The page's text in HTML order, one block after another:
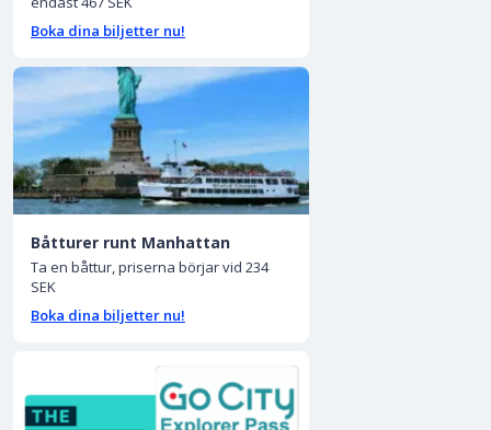
Boka dina biljetter nu!
Båtturer runt Manhattan
Ta en båttur, priserna börjar vid 234
SEK
Boka dina biljetter nu!